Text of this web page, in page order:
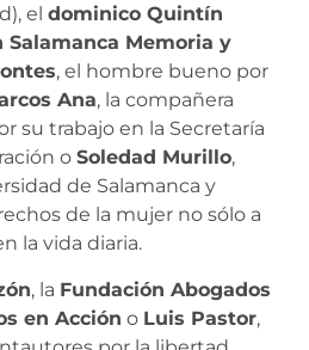
el dominico Quintín
Salamanca Memoria y
, el hombre bueno por
Ana, la compañera
su trabajo en la Secretaría
o Soledad Murillo,
de Salamanca y
de la mujer no sólo a
la vida diaria.
, la Fundación Abogados
en Acción o Luis Pastor,